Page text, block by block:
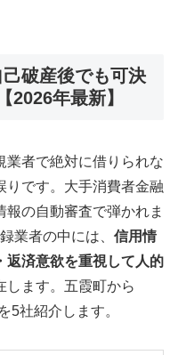
破産後でも可決
2026年最新】
業者で絶対に借りられな
です。大手消費者金融
報の自動審査で弾かれま
業者の中には、 信用情
返済意欲を重視して人的
します。五霞町から
5社紹介します。